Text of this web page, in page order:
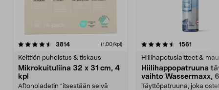
3814arvostelut (1,00/kpl)
Keittiön puhdistus & tiskaus
Mikrokuituliina 32 x 31 cm, 4
kpl
Aftonbladetin "itsestään selvä
4.5viidestä
1561
Hiilihapotuslaitteet &
Hiilihappopatruuna
vaihto Wassermaxx,
Täyttöpatruuna, joka
4.5viidestä